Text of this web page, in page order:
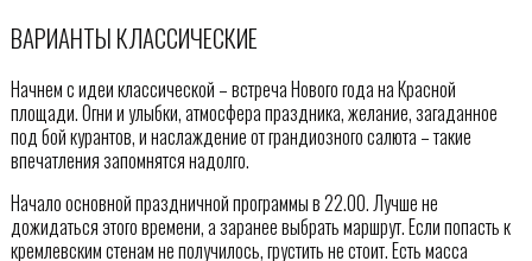
ВАРИАНТЫ КЛАССИЧЕСКИЕ
Начнем с идеи классической – встреча Нового года на Красной
площади. Огни и улыбки, атмосфера праздника, желание, загаданное
под бой курантов, и наслаждение от грандиозного салюта – такие
впечатления запомнятся надолго.
Начало основной праздничной программы в 22.00. Лучше не
дожидаться этого времени, а заранее выбрать маршрут. Если попасть к
кремлевским стенам не получилось, грустить не стоит. Есть масса